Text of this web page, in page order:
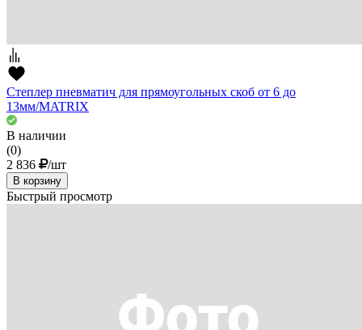
Степлер пневматич для прямоугольных скоб от 6 до
13мм/MATRIX
В наличии
(0)
2 836
/шт
В корзину
Быстрый просмотр